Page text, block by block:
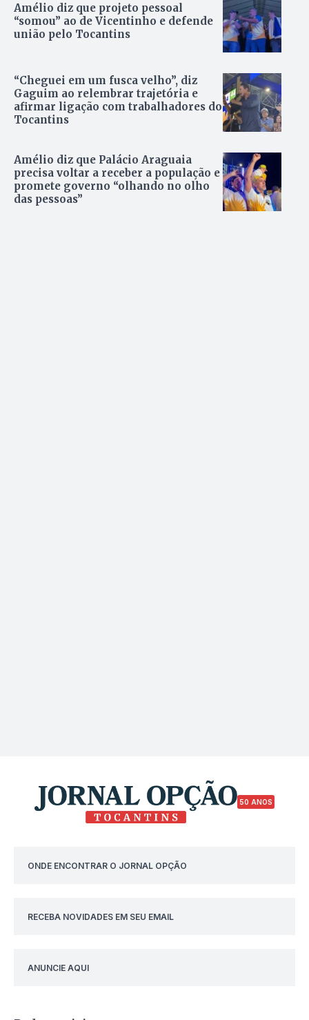
Amélio diz que projeto pessoal
“somou” ao de Vicentinho e defende
união pelo Tocantins
“Cheguei em um fusca velho”, diz
Gaguim ao relembrar trajetória e
afirmar ligação com trabalhadores do
Tocantins
Amélio diz que Palácio Araguaia
precisa voltar a receber a população e
promete governo “olhando no olho
das pessoas”
50 ANOS
ONDE ENCONTRAR O JORNAL OPÇÃO
RECEBA NOVIDADES EM SEU EMAIL
ANUNCIE AQUI